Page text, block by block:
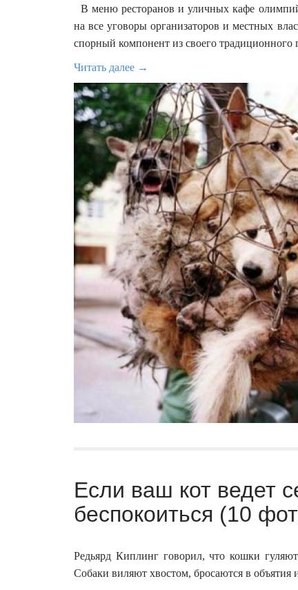
В меню ресторанов и уличных кафе
на все уговоры организаторов и местных
спорный компонент из своего традиционного
Читать далее →
Если ваш кот ведет
беспокоиться (10
Редьярд Киплинг говорил, что кошки
Собаки виляют хвостом, бросаются в объятия